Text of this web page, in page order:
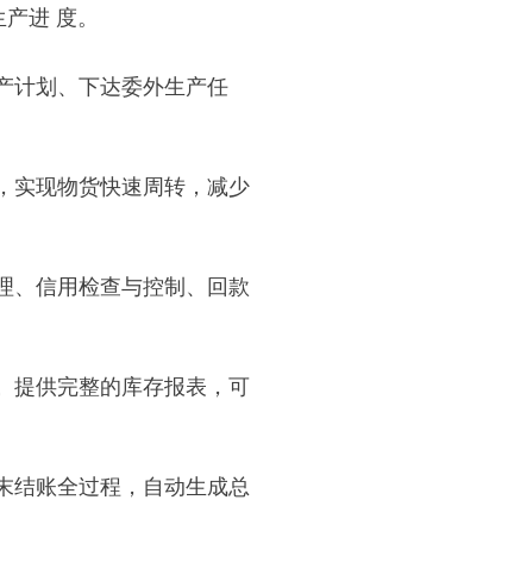
进 度。
计划、下达委外生产任
实现物货快速周转，减少
、信用检查与控制、回款
提供完整的库存报表，可
结账全过程，自动生成总